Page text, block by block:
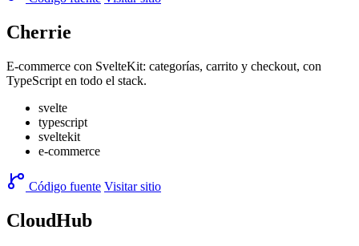
Cherrie
E-commerce con SvelteKit: categorías, carrito y checkout, con
TypeScript en todo el stack.
svelte
typescript
sveltekit
e-commerce
Código fuente Visitar sitio
CloudHub